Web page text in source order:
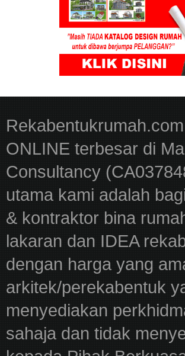
ONLINE terbesar di
Consultancy
utama kami adalah
& kontraktor bina
lakaran dan IDEA
dengan harga yang
arkitek/perekabentuk
menyediakan
sahaja dan tidak